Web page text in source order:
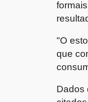
"O
que
Dados